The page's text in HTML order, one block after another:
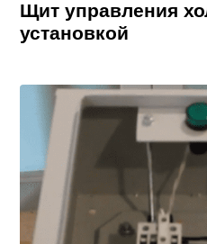
Щит управления
установкой